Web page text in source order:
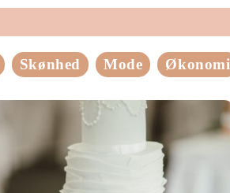
Skønhed Mode Økonomi